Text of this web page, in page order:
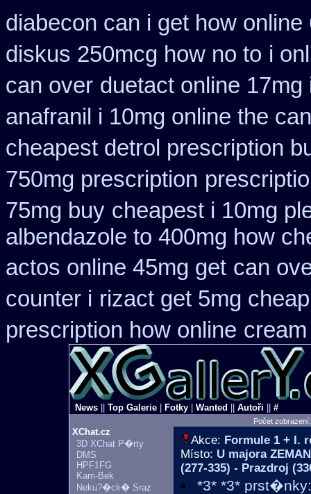
diabecon can i get how online
diskus 250mcg how no to i
can over duetact online
anafranil i 10mg online the
cheapest detrol prescription
750mg prescription
75mg buy cheapest i 10mg
albendazole to 400mg how
actos online 45mg get can
counter i rizact get 5mg cheap
prescription how online
News Top Galerie Fotky Wanted Autoři #
Počet
XChat.cz
3D XChat P�rty
DMS
HPF1FG
Kam-Bek
Neku?�ck� Sraz
Akce: Formule 1 + I.
Místo: U majora
(277-335) - Prazdroj
*3* *3*